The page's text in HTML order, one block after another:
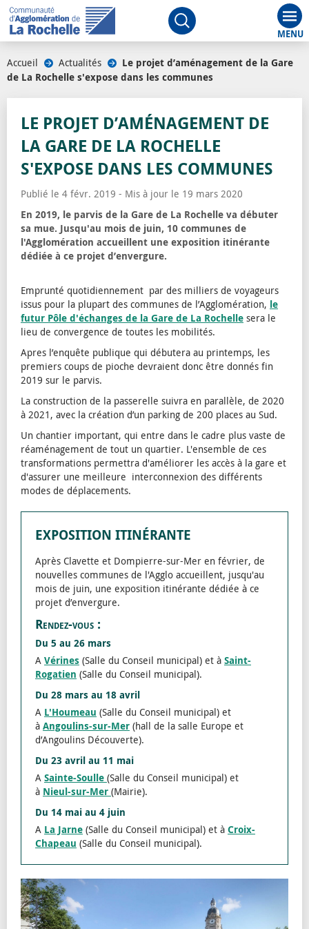
Ouvrir le moteur de
Accueil Actualités
Le projet d’aménagement de la Gare
de La Rochelle s'expose dans les communes
LE PROJET D’AMÉNAGEMENT DE
LA GARE DE LA ROCHELLE
S'EXPOSE DANS LES COMMUNES
Publié le 4 févr. 2019 - Mis à jour le 19 mars 2020
En 2019, le parvis de la Gare de La Rochelle va débuter
sa mue. Jusqu'au mois de juin, 10 communes de
l'Agglomération accueillent une exposition itinérante
dédiée à ce projet d’envergure.
Emprunté quotidiennement par des milliers de voyageurs
issus pour la plupart des communes de l’Agglomération, le
futur Pôle d'échanges de la Gare de La Rochelle sera le
lieu de convergence de toutes les mobilités.
Apres l’enquête publique qui débutera au printemps, les
premiers coups de pioche devraient donc être donnés fin
2019 sur le parvis.
La construction de la passerelle suivra en parallèle, de 2020
à 2021, avec la création d’un parking de 200 places au Sud.
Un chantier important, qui entre dans le cadre plus vaste de
réaménagement de tout un quartier. L'ensemble de ces
transformations permettra d'améliorer les accès à la gare et
d'assurer une meilleure interconnexion des différents
modes de déplacements.
EXPOSITION ITINÉRANTE
Après Clavette et Dompierre-sur-Mer en février, de
nouvelles communes de l'Agglo accueillent, jusqu'au
mois de juin, une exposition itinérante dédiée à ce
projet d’envergure.
Rendez-vous :
Du 5 au 26 mars
A Vérines (Salle du Conseil municipal) et à Saint-
Rogatien (Salle du Conseil municipal).
Du 28 mars au 18 avril
A L'Houmeau (Salle du Conseil municipal) et
à Angoulins-sur-Mer (hall de la salle Europe et
d’Angoulins Découverte).
Du 23 avril au 11 mai
A Sainte-Soulle (Salle du Conseil municipal) et
à Nieul-sur-Mer (Mairie).
Du 14 mai au 4 juin
A La Jarne (Salle du Conseil municipal) et à Croix-
Chapeau (Salle du Conseil municipal).